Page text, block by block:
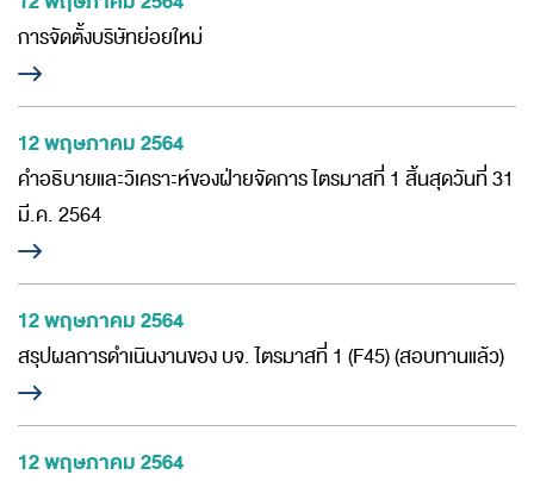
การจัดตั้งบริษัทย่อยใหม่
12 พฤษภาคม 2564
คำอธิบายและวิเคราะห์ของฝ่ายจัดการ ไตรมาสที่ 1 สิ้นสุดวันที่ 31
มี.ค. 2564
12 พฤษภาคม 2564
สรุปผลการดำเนินงานของ บจ. ไตรมาสที่ 1 (F45) (สอบทานแล้ว)
12 พฤษภาคม 2564